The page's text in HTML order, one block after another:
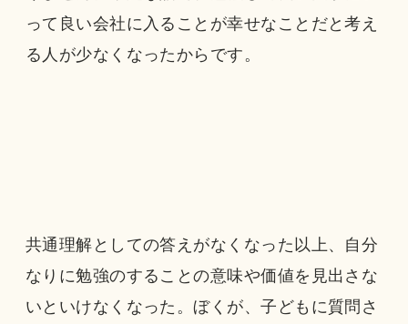
って良い会社に入ることが幸せなことだと考え
る人が少なくなったからです。
共通理解としての答えがなくなった以上、自分
なりに勉強のすることの意味や価値を見出さな
いといけなくなった。ぼくが、子どもに質問さ